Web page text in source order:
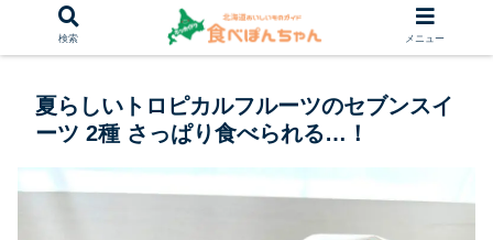
夏らしいトロピカルフルーツのセブンスイ
ーツ 2種 さっぱり食べられる…！
検索 メニュー